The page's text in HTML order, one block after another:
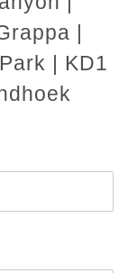
|
| KD1